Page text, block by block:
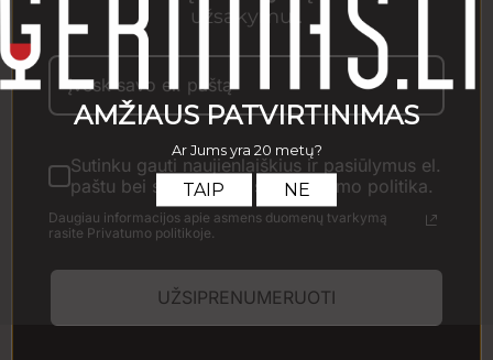
tamsios raudonos spalvos su violetiniais atspalviais.
Užuodžiamas maltų pipirų, slyvų kvapas, jaučiamas
drumstumas, mėlynės, šokoladas, cinamonas ir vanilės natos.
Puikiai dera su ėrienos bei makaronų patiekalais.
Į krepšelį
Prekės išvaizda gali šiek tiek skirtis nuo pavaizduotos
nuotraukoje. Gauta prekė gali būti kito dizaino ar pakuotės
užsakymui.
Sutinku gauti naujienlaiškius ir pasiūlymus el.
paštu bei susipažinau su Privatumo politika.
Daugiau informacijos apie asmens duomenų tvarkymą
rasite Privatumo politikoje.
UŽSIPRENUMERUOTI